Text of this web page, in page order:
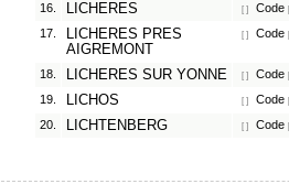
16.
LICHERES [ ]
Code
17.
LICHERES PRES
AIGREMONT
[ ] Code
18. LICHERES SUR YONNE [ ]
Code
19.
LICHOS [ ]
Code
20.
LICHTENBERG [ ] Code